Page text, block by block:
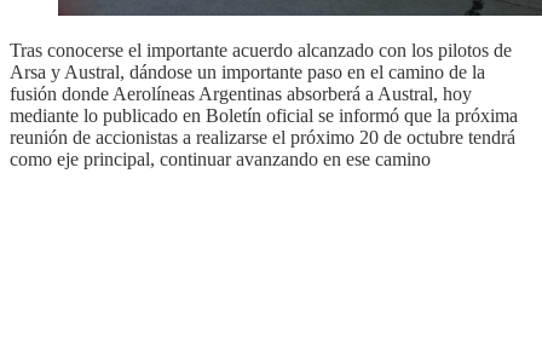
Tras conocerse el importante acuerdo alcanzado con los pilotos de
Arsa y Austral, dándose un importante paso en el camino de la
fusión donde Aerolíneas Argentinas absorberá a Austral, hoy
mediante lo publicado en Boletín oficial se informó que la próxima
reunión de accionistas a realizarse el próximo 20 de octubre tendrá
como eje principal, continuar avanzando en ese camino